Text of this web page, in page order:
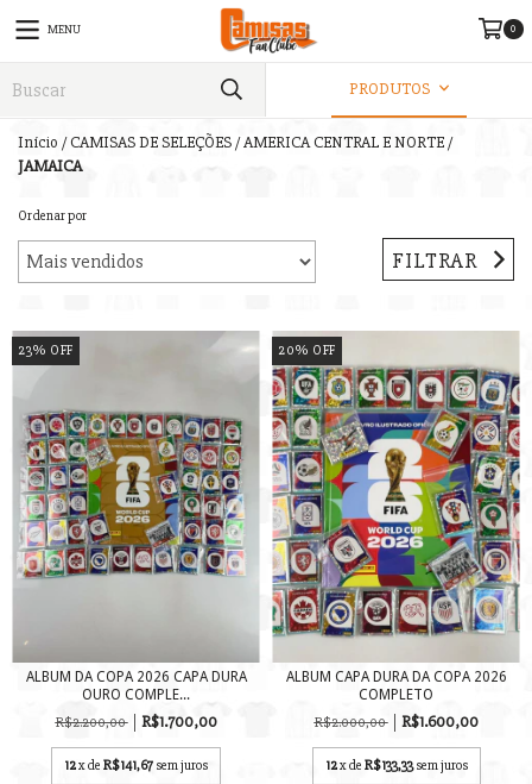
MENU 0
PRODUTOS
Início /CAMISAS DE SELEÇÕES/AMERICA CENTRAL E NORTE/
JAMAICA
Ordenar por
FILTRAR
23% OFF
ALBUM DA COPA 2026 CAPA DURA
OURO COMPLE...
R$2.200,00 R$1.700,00
12x de R$141,67 sem juros
20% OFF
ALBUM CAPA DURA DA COPA 2026
COMPLETO
R$2.000,00 R$1.600,00
12x de R$133,33 sem juros